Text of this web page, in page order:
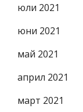
юли 2021
юни 2021
май 2021
април 2021
март 2021